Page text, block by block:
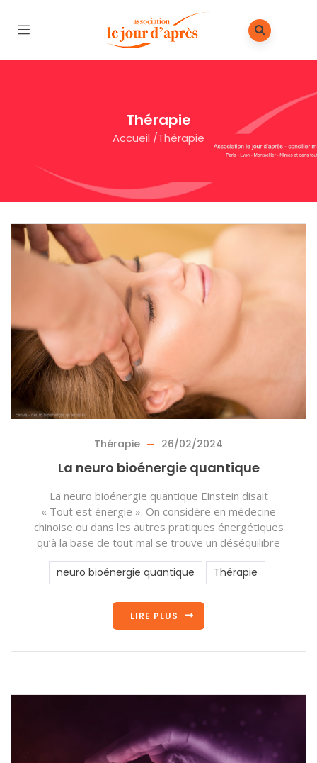
Thérapie
Accueil /Thérapie
Thérapie 26/02/2024
La neuro bioénergie quantique
La neuro bioénergie quantique Einstein disait
« Tout est énergie ». On considère en médecine
chinoise ou dans les autres pratiques énergétiques
qu’à la base de tout mal se trouve un déséquilibre
neuro bioénergie quantique Thérapie
LIRE PLUS